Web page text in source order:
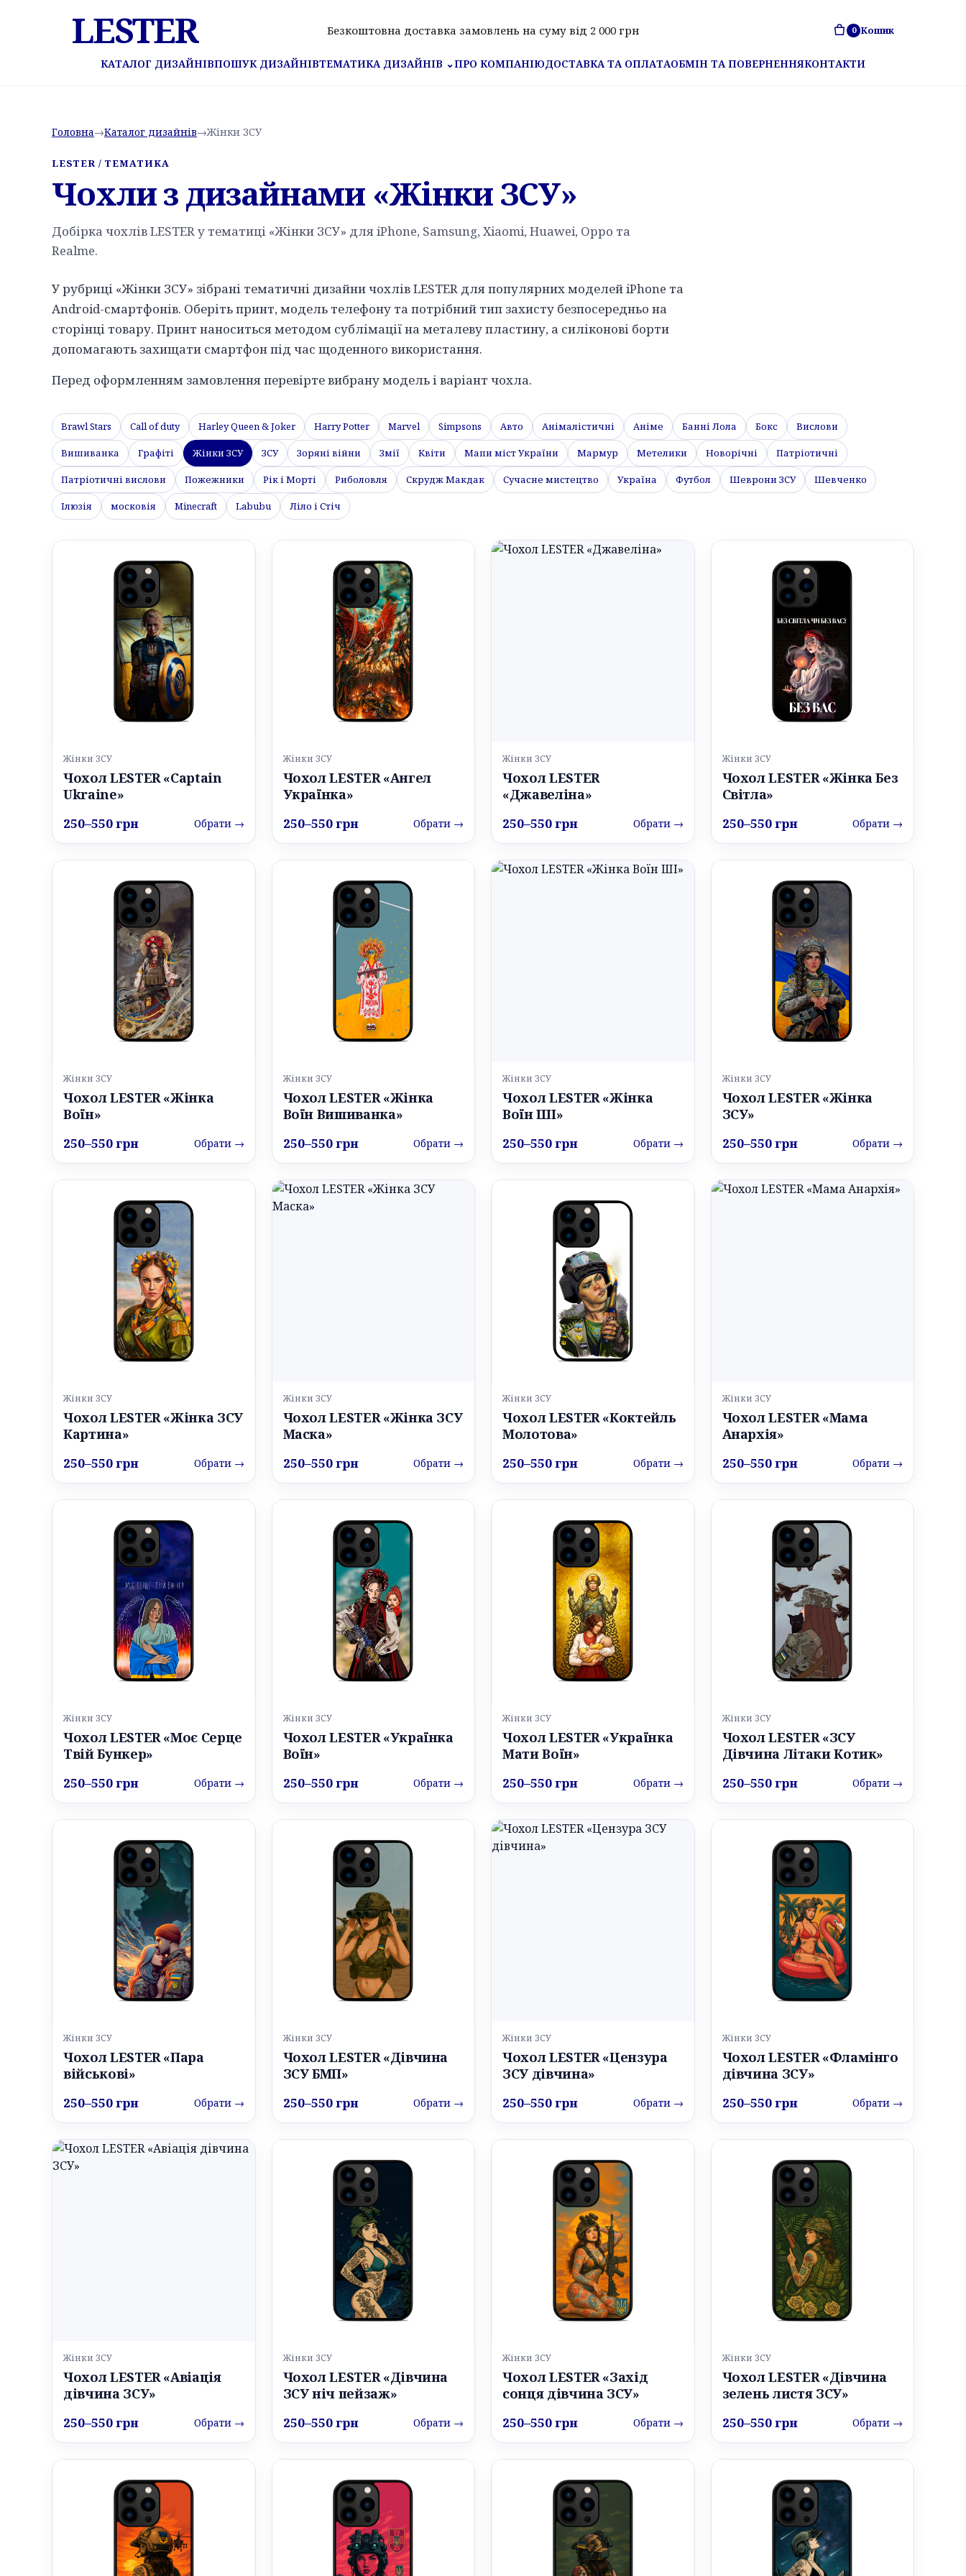
LESTER Безкоштовна доставка замовлень на суму від 2 000 грн 0 Кошик
КАТАЛОГ ДИЗАЙНІВПОШУК ДИЗАЙНІВТЕМАТИКА ДИЗАЙНІВ ⌄ПРО КОМПАНІЮДОСТАВКА ТА ОПЛАТАОБМІН ТА ПОВЕРНЕННЯКОНТАКТИ
Головна→Каталог дизайнів→Жінки ЗСУ
LESTER / ТЕМАТИКА
Чохли з дизайнами «Жінки ЗСУ»
Добірка чохлів LESTER у тематиці «Жінки ЗСУ» для iPhone, Samsung, Xiaomi, Huawei, Oppo та
Realme.
У рубриці «Жінки ЗСУ» зібрані тематичні дизайни чохлів LESTER для популярних моделей iPhone та
Android-смартфонів. Оберіть принт, модель телефону та потрібний тип захисту безпосередньо на
сторінці товару. Принт наноситься методом сублімації на металеву пластину, а силіконові борти
допомагають захищати смартфон під час щоденного використання.
Перед оформленням замовлення перевірте вибрану модель і варіант чохла.
Brawl Stars Call of duty Harley Queen & Joker Harry Potter Marvel Simpsons Авто Анімалістичні Аніме Банні Лола Бокс Вислови
Вишиванка Графіті Жінки ЗСУ ЗСУ Зоряні війни Змії Квіти Мапи міст України Мармур Метелики Новорічні Патріотичні
Патріотичні вислови Пожежники Рік і Морті Риболовля Скрудж Макдак Сучасне мистецтво Україна Футбол Шеврони ЗСУ Шевченко
Ілюзія московія Minecraft Labubu Ліло і Стіч
Жінки ЗСУ
Чохол LESTER «Captain
Ukraine»
250–550 грн Обрати →
Жінки ЗСУ
Чохол LESTER «Ангел
Українка»
250–550 грн Обрати →
Жінки ЗСУ
Чохол LESTER
«Джавеліна»
250–550 грн Обрати →
Жінки ЗСУ
Чохол LESTER «Жінка Без
Світла»
250–550 грн Обрати →
Жінки ЗСУ
Чохол LESTER «Жінка
Воїн»
250–550 грн Обрати →
Жінки ЗСУ
Чохол LESTER «Жінка
Воїн Вишиванка»
250–550 грн Обрати →
Жінки ЗСУ
Чохол LESTER «Жінка
Воїн ШІ»
250–550 грн Обрати →
Жінки ЗСУ
Чохол LESTER «Жінка
ЗСУ»
250–550 грн Обрати →
Жінки ЗСУ
Чохол LESTER «Жінка ЗСУ
Картина»
250–550 грн Обрати →
Жінки ЗСУ
Чохол LESTER «Жінка ЗСУ
Маска»
250–550 грн Обрати →
Жінки ЗСУ
Чохол LESTER «Коктейль
Молотова»
250–550 грн Обрати →
Жінки ЗСУ
Чохол LESTER «Мама
Анархія»
250–550 грн Обрати →
Жінки ЗСУ
Чохол LESTER «Моє Серце
Твій Бункер»
250–550 грн Обрати →
Жінки ЗСУ
Чохол LESTER «Українка
Воїн»
250–550 грн Обрати →
Жінки ЗСУ
Чохол LESTER «Українка
Мати Воїн»
250–550 грн Обрати →
Жінки ЗСУ
Чохол LESTER «ЗСУ
Дівчина Літаки Котик»
250–550 грн Обрати →
Жінки ЗСУ
Чохол LESTER «Пара
військові»
250–550 грн Обрати →
Жінки ЗСУ
Чохол LESTER «Дівчина
ЗСУ БМП»
250–550 грн Обрати →
Жінки ЗСУ
Чохол LESTER «Цензура
ЗСУ дівчина»
250–550 грн Обрати →
Жінки ЗСУ
Чохол LESTER «Фламінго
дівчина ЗСУ»
250–550 грн Обрати →
Жінки ЗСУ
Чохол LESTER «Авіація
дівчина ЗСУ»
250–550 грн Обрати →
Жінки ЗСУ
Чохол LESTER «Дівчина
ЗСУ ніч пейзаж»
250–550 грн Обрати →
Жінки ЗСУ
Чохол LESTER «Захід
сонця дівчина ЗСУ»
250–550 грн Обрати →
Жінки ЗСУ
Чохол LESTER «Дівчина
зелень листя ЗСУ»
250–550 грн Обрати →